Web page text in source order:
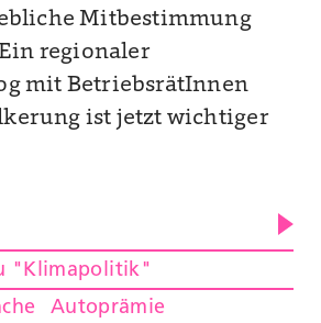
Mitbestimmung
regionaler
mit BetriebsrätInnen
ist jetzt wichtiger
"Klimapolitik"
Autoprämie